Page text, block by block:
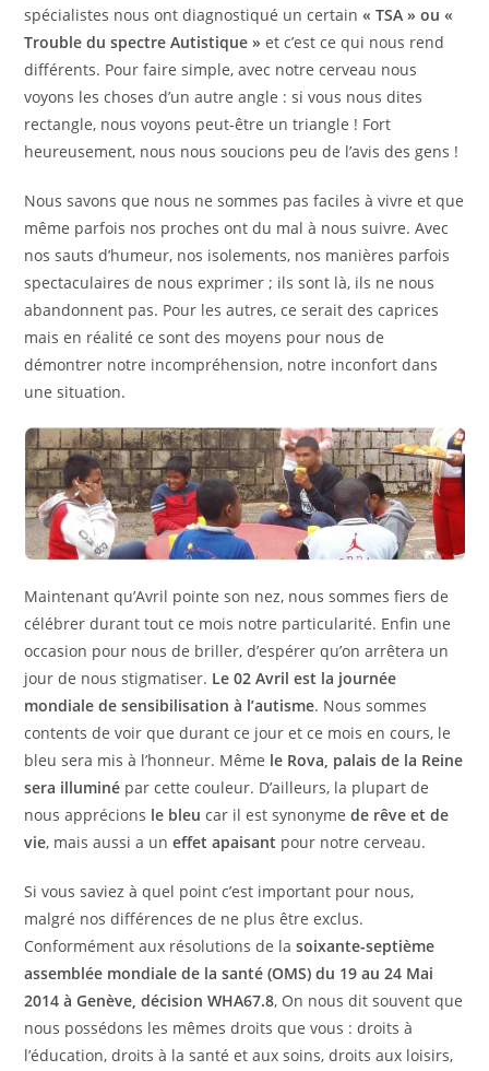
spécialistes nous ont diagnostiqué un certain« TSA » ou «
Trouble du spectre Autistique » et c’est ce qui nous rend
différents. Pour faire simple, avec notre cerveau nous
voyons les choses d’un autre angle : si vous nous dites
rectangle, nous voyons peut-être un triangle ! Fort
heureusement, nous nous soucions peu de l’avis des gens !
Nous savons que nous ne sommes pas faciles à vivre et que
même parfois nos proches ont du mal à nous suivre. Avec
nos sauts d’humeur, nos isolements, nos manières parfois
spectaculaires de nous exprimer ; ils sont là, ils ne nous
abandonnent pas. Pour les autres, ce serait des caprices
mais en réalité ce sont des moyens pour nous de
démontrer notre incompréhension, notre inconfort dans
une situation.
Maintenant qu’Avril pointe son nez, nous sommes fiers de
célébrer durant tout ce mois notre particularité. Enfin une
occasion pour nous de briller, d’espérer qu’on arrêtera un
jour de nous stigmatiser. Le 02 Avril est la journée
mondiale de sensibilisation à l’autisme. Nous sommes
contents de voir que durant ce jour et ce mois en cours, le
bleu sera mis à l’honneur. Même le Rova, palais de la Reine
sera illuminé par cette couleur. D’ailleurs, la plupart de
nous apprécions le bleu car il est synonymede rêve et de
vie, mais aussi a uneffet apaisant pour notre cerveau.
Si vous saviez à quel point c’est important pour nous,
malgré nos différences de ne plus être exclus.
Conformément aux résolutions de lasoixante-septième
assemblée mondiale de la santé (OMS) du 19 au 24 Mai
2014 à Genève, décision WHA67.8, On nous dit souvent que
nous possédons les mêmes droits que vous : droits à
l’éducation, droits à la santé et aux soins, droits aux loisirs,